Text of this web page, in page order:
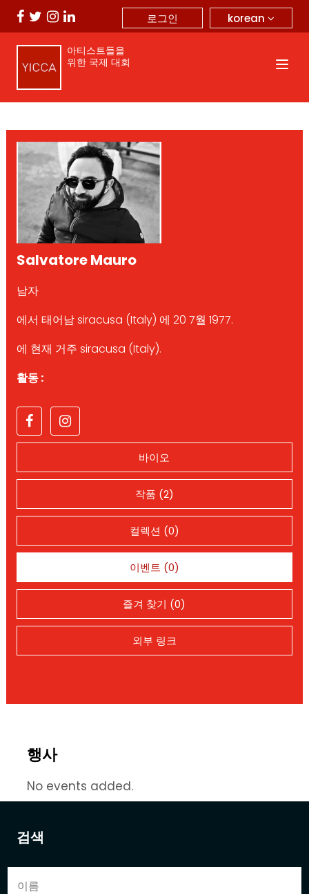
korean
로그인
아티스트들을
위한 국제 대회
검색
Salvatore Mauro
남자
에서 태어남 siracusa (Italy) 에 20 7월 1977.
에 현재 거주 siracusa (Italy).
활동 :
바이오
작품 (2)
컬렉션 (0)
이벤트 (0)
즐겨 찾기 (0)
외부 링크
행사
No events added.